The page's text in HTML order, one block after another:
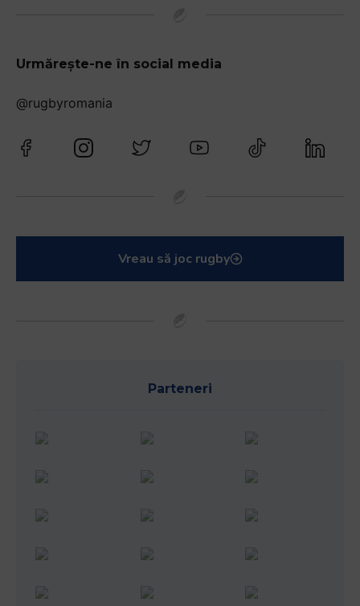
Urmărește-ne în social media
@rugbyromania
Vreau să joc rugby
Parteneri